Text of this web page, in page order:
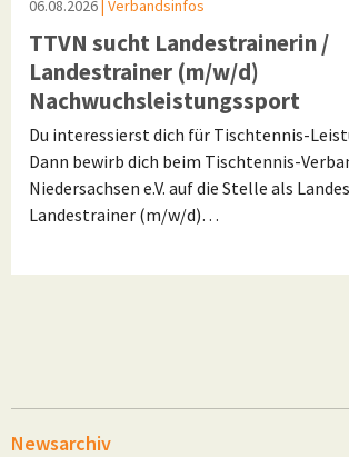
06.08.2026| Verbandsinfos
TTVN sucht Landestrainerin /
Landestrainer (m/w/d)
Nachwuchsleistungssport
Du interessierst dich für Tischtennis-
Dann bewirb dich beim Tischtennis-
Niedersachsen e.V. auf die Stelle als
Landestrainer (m/w/d)…
Newsarchiv